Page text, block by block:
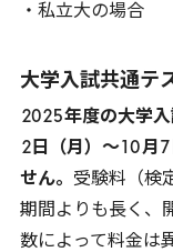
・私立大の場合
大学入試共通テ
2025年度の大学入
2 日（月）～ 10月 7
せん。 受験料（検
期間よりも長く、
数によって料金は